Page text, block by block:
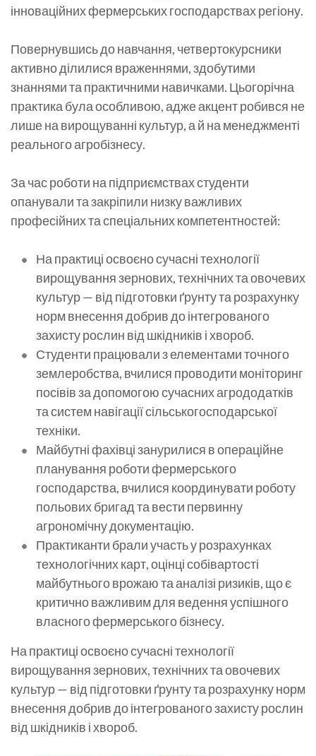
інноваційних фермерських господарствах регіону.
Повернувшись до навчання, четвертокурсники
активно ділилися враженнями, здобутими
знаннями та практичними навичками. Цьогорічна
практика була особливою, адже акцент робився не
лише на вирощуванні культур, а й на менеджменті
реального агробізнесу.
За час роботи на підприємствах студенти
опанували та закріпили низку важливих
професійних та спеціальних компетентностей:
На практиці освоєно сучасні технології
вирощування зернових, технічних та овочевих
культур — від підготовки ґрунту та розрахунку
норм внесення добрив до інтегрованого
захисту рослин від шкідників і хвороб.
Студенти працювали з елементами точного
землеробства, вчилися проводити моніторинг
посівів за допомогою сучасних агрододатків
та систем навігації сільськогосподарської
техніки.
Майбутні фахівці занурилися в операційне
планування роботи фермерського
господарства, вчилися координувати роботу
польових бригад та вести первинну
агрономічну документацію.
Практиканти брали участь у розрахунках
технологічних карт, оцінці собівартості
майбутнього врожаю та аналізі ризиків, що є
критично важливим для ведення успішного
власного фермерського бізнесу.
На практиці освоєно сучасні технології
вирощування зернових, технічних та овочевих
культур — від підготовки ґрунту та розрахунку норм
внесення добрив до інтегрованого захисту рослин
від шкідників і хвороб.